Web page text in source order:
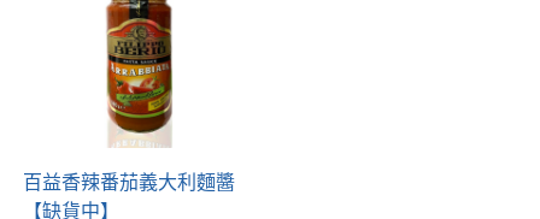
百益香辣番茄義大利麵醬
【缺貨中】